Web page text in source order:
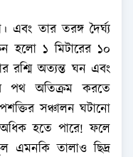
এবং তার তরঙ্গ দৈর্ঘ্য
হলো ১ মিটারের ১০
রশ্মি অত্যন্ত ঘন এবং
পথ অতিক্রম করতে
সঞ্চালন ঘটানো
অধিক হতে পারে! ফলে
এমনকি তালাও ছিদ্র